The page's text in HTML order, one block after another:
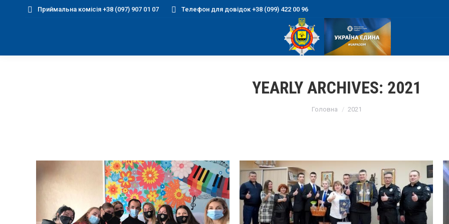
Приймальна комісія +38 (097) 907 01 07 Телефон для довідок +38 (099) 422 00 96
YEARLY ARCHIVES: 2021
Головна 2021